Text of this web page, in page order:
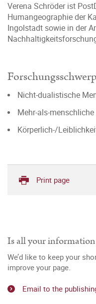
Verena Schröder ist
Humangeographie der
Ingolstadt sowie in der
Nicht-dualistische
Mehr-als-
Körperlich-/
Print page
Is all your
We’d like to keep your
improve your page.
Email to the